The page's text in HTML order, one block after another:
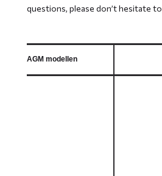
questions, please don’t hesitate to
AGM modellen